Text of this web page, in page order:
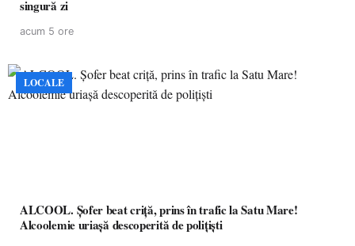
singură zi
acum 5 ore
LOCALE
ALCOOL. Șofer beat criță, prins în trafic la Satu Mare!
Alcoolemie uriașă descoperită de polițiști